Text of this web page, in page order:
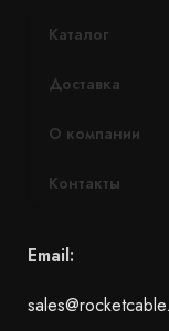
Каталог
Доставка
О компании
Контакты
Email: